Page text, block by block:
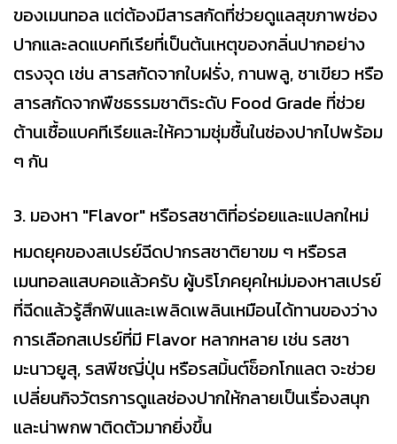
ของเมนทอล แต่ต้องมีสารสกัดที่ช่วยดูแลสุขภาพช่อง
ปากและลดแบคทีเรียที่เป็นต้นเหตุของกลิ่นปากอย่าง
ตรงจุด เช่น สารสกัดจากใบฝรั่ง, กานพลู, ชาเขียว หรือ
สารสกัดจากพืชธรรมชาติระดับ Food Grade ที่ช่วย
ต้านเชื้อแบคทีเรียและให้ความชุ่มชื้นในช่องปากไปพร้อม
ๆ กัน
3. มองหา "Flavor" หรือรสชาติที่อร่อยและแปลกใหม่
หมดยุคของสเปรย์ฉีดปากรสชาติยาขม ๆ หรือรส
เมนทอลแสบคอแล้วครับ ผู้บริโภคยุคใหม่มองหาสเปรย์
ที่ฉีดแล้วรู้สึกฟินและเพลิดเพลินเหมือนได้ทานของว่าง
การเลือกสเปรย์ที่มี Flavor หลากหลาย เช่น รสชา
มะนาวยูสุ, รสพีชญี่ปุ่น หรือรสมิ้นต์ช็อกโกแลต จะช่วย
เปลี่ยนกิจวัตรการดูแลช่องปากให้กลายเป็นเรื่องสนุก
และน่าพกพาติดตัวมากยิ่งขึ้น